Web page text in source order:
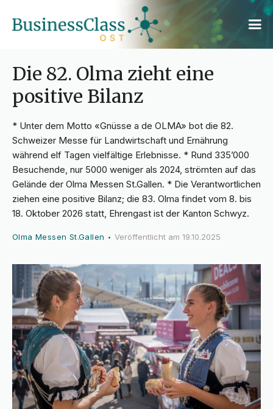
Die 82. Olma zieht eine
positive Bilanz
* Unter dem Motto «Gnüsse a de OLMA» bot die 82.
Schweizer Messe für Landwirtschaft und Ernährung
während elf Tagen vielfältige Erlebnisse. * Rund 335’000
Besuchende, nur 5000 weniger als 2024, strömten auf das
Gelände der Olma Messen St.Gallen. * Die Verantwortlichen
ziehen eine positive Bilanz; die 83. Olma findet vom 8. bis
18. Oktober 2026 statt, Ehrengast ist der Kanton Schwyz.
Olma Messen St.Gallen •Veröffentlicht am 19.10.2025